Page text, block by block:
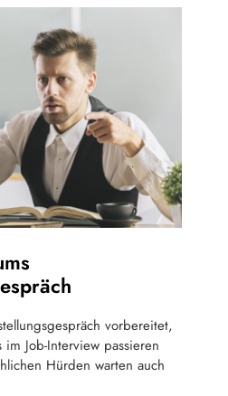
vorbereitet,
Job-Interview passieren
Hürden warten auch